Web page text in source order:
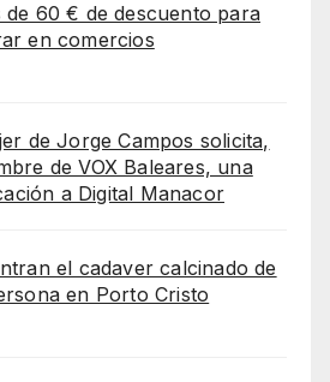
de 60 € de descuento para
en comercios
de Jorge Campos solicita,
de VOX Baleares, una
a Digital Manacor
el cadaver calcinado de
en Porto Cristo